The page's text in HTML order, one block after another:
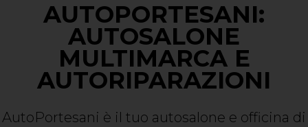
AUTOPORTESANI:
AUTOSALONE
MULTIMARCA E
AUTORIPARAZIONI
AutoPortesani è il tuo autosalone e officina di